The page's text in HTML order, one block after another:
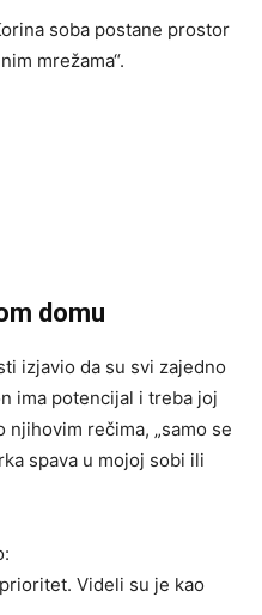
soba postane prostor
mrežama“.
domu
izjavio da su svi zajedno
ima potencijal i treba joj
rečima, „samo se
spava u mojoj sobi ili
Videli su je kao